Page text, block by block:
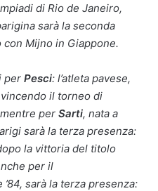
di Rio de Janeiro,
sarà la seconda
con Mijno in Giappone.
per Pesci: l’atleta pavese,
vincendo il torneo di
per Sarti, nata a
sarà la terza presenza:
la vittoria del titolo
per il
’84, sarà la terza presenza: